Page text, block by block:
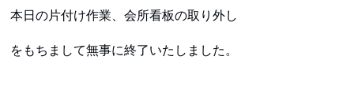
本日の片付け作業、会所看板の取り外し
をもちまして無事に終了いたしました。